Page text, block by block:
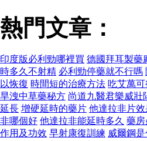
熱門文章：
印度版必利勁哪裡買 德國拜耳製藥
時多久不射精 必利勁停藥就不行嗎
以恢復 時間短的治療方法 吃艾萬
旱洩中草藥秘方 尚道九醫君樂威壯
延長 增硬延時的藥片 他達拉非片
非哪個好 他達拉非能延時多久 藥房
作用及功效 早射康復訓練 威爾鋼